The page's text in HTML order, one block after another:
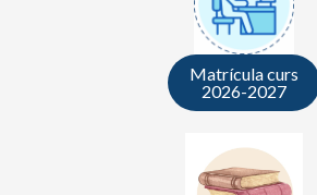
Matrícula curs
2026-2027